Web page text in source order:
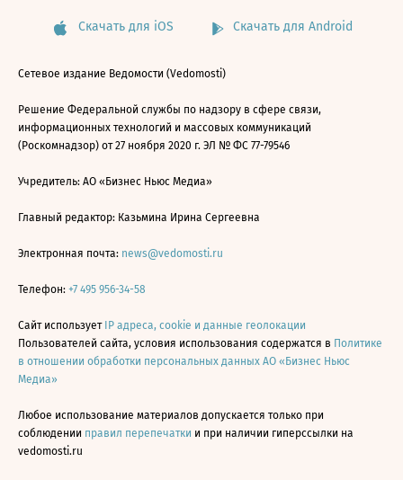
Скачать для iOS Скачать для Android
Сетевое издание Ведомости (Vedomosti)
Решение Федеральной службы по надзору в сфере связи,
информационных технологий и массовых коммуникаций
(Роскомнадзор) от 27 ноября 2020 г. ЭЛ № ФС 77-79546
Учредитель: АО «Бизнес Ньюс Медиа»
Главный редактор: Казьмина Ирина Сергеевна
Электронная почта: news@vedomosti.ru
Телефон: +7 495 956-34-58
Сайт использует IP адреса, cookie и данные геолокации
Пользователей сайта, условия использования содержатся в Политике
в отношении обработки персональных данных АО «Бизнес Ньюс
Медиа»
Любое использование материалов допускается только при
соблюдении правил перепечатки и при наличии гиперссылки на
vedomosti.ru